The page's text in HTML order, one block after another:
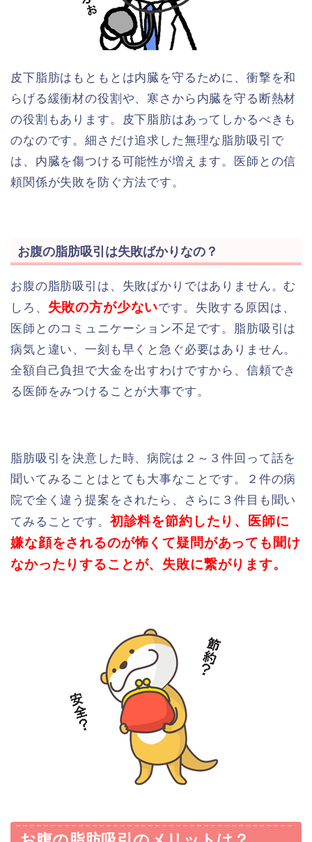
皮下脂肪はもともとは内臓を守るために、衝撃を和
らげる緩衝材の役割や、寒さから内臓を守る断熱材
の役割もあります。皮下脂肪はあってしかるべきも
のなのです。細さだけ追求した無理な脂肪吸引で
は、内臓を傷つける可能性が増えます。医師との信
頼関係が失敗を防ぐ方法です。
お腹の脂肪吸引は失敗ばかりなの？
お腹の脂肪吸引は、失敗ばかりではありません。む
しろ、 失敗の方が少ないです。失敗する原因は、
医師とのコミュニケーション不足です。脂肪吸引は
病気と違い、一刻も早くと急ぐ必要はありません。
全額自己負担で大金を出すわけですから、信頼でき
る医師をみつけることが大事です。
脂肪吸引を決意した時、病院は２～３件回って話を
聞いてみることはとても大事なことです。２件の病
院で全く違う提案をされたら、さらに３件目も聞い
てみることです。 初診料を節約したり、医師に
嫌な顔をされるのが怖くて疑問があっても聞け
なかったりすることが、失敗に繋がります。